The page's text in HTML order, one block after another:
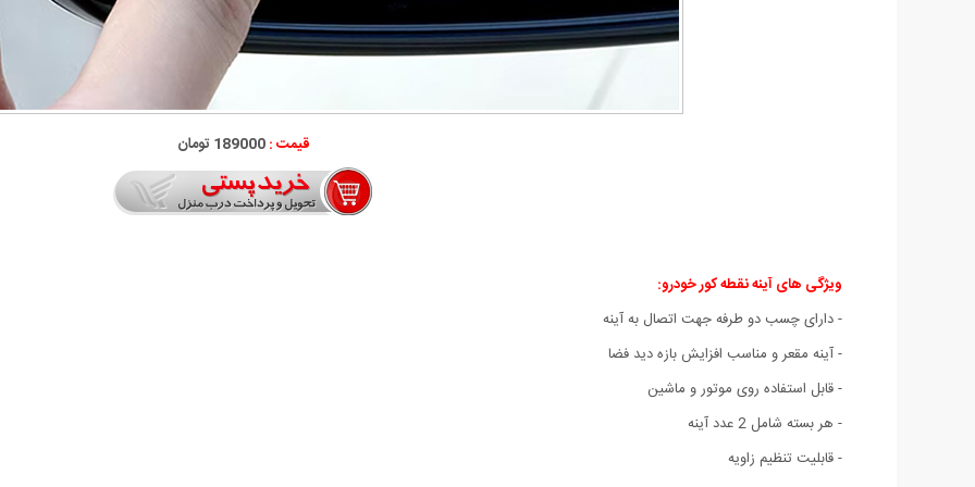
قیمت :189000 تومان
ویژگی های آینه نقطه کور خودرو:
- دارای چسب دو طرفه جهت اتصال به آینه
- آینه مقعر و مناسب افزایش بازه دید فضا
- قابل استفاده روی موتور و ماشین
- هر بسته شامل 2 عدد آینه
- قابلیت تنظیم زاویه